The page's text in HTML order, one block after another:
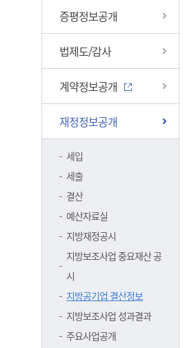
증평정보공개
법제도/감사
계약정보공개
재정정보공개
세입
세출
결산
예산자료실
지방재정공시
지방보조사업 중요재산 공
시
지방공기업 결산정보
지방보조사업 성과결과
주요사업공개